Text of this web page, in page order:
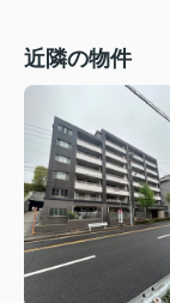
近隣の物件